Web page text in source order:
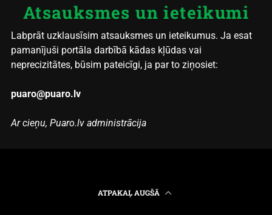
Atsauksmes un ieteikumi
Labprāt uzklausīsim atsauksmes un ieteikumus. Ja esat
pamanījuši portāla darbībā kādas kļūdas vai
neprecizitātes, būsim pateicīgi, ja par to ziņosiet:
puaro@puaro.lv
Ar cieņu, Puaro.lv administrācija
ATPAKAĻ AUGŠĀ